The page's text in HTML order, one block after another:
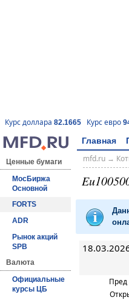
Курс доллара 82.1665 Курс евро
Главная
Ценные бумаги
МосБиржа
Основной
FORTS
ADR
Рынок акций
SPB
Валюта
Официальные
курсы ЦБ
mfd.ru→
Пред